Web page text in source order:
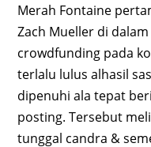
Merah Fontaine
Zach Mueller di
crowdfunding pada
terlalu lulus alhasil
dipenuhi ala tepat
posting. Tersebut
tunggal candra &